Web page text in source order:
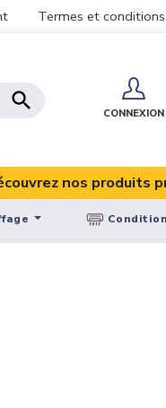
Termes et

CONNEXION
nos produits